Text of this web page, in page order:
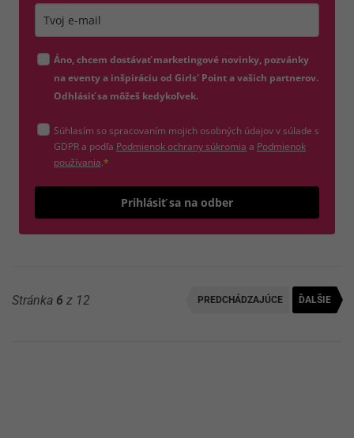
Áno, chcem dostávať marketingové novinky, pozvánky
na eventy a inšpiráciu od Girls' Point a vašich partnerov.
Odhlásiť sa môžeš kedykoľvek.
Súhlasím so spracovaním mojich osobných údajov v súlade s
GDPR a podľa Podmienok ochrany súkromia (otvorí sa v novom okne)
a Podmienok
používania(otvorí sa v novom okne)
.*
Prihlásiť sa na odber
Stránka 6 z 12 PREDCHÁDZAJÚCE ĎALŠIE